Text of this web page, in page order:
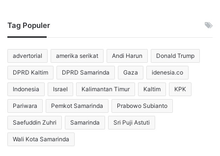
Tag Populer
advertorial amerika serikat Andi Harun Donald Trump
DPRD Kaltim DPRD Samarinda Gaza idenesia.co
Indonesia Israel Kalimantan Timur Kaltim KPK
Pariwara Pemkot Samarinda Prabowo Subianto
Saefuddin Zuhri Samarinda Sri Puji Astuti
Wali Kota Samarinda